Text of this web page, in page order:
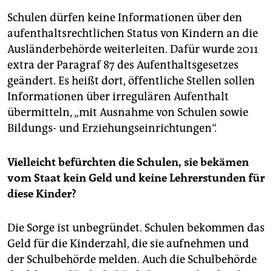
Schulen dürfen keine Informationen über den
aufenthaltsrechtlichen Status von Kindern an die
Ausländerbehörde weiterleiten. Dafür wurde 2011
extra der Paragraf 87 des Aufenthaltsgesetzes
geändert. Es heißt dort, öffentliche Stellen sollen
Informationen über irregulären Aufenthalt
übermitteln, „mit Ausnahme von Schulen sowie
Bildungs- und Erziehungseinrichtungen“.
Vielleicht befürchten die Schulen, sie bekämen
vom Staat kein Geld und keine Lehrerstunden für
diese Kinder?
Die Sorge ist unbegründet. Schulen bekommen das
Geld für die Kinderzahl, die sie aufnehmen und
der Schulbehörde melden. Auch die Schulbehörde